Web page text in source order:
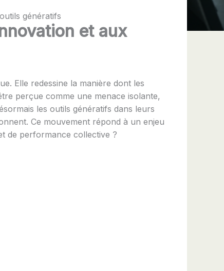
génératifs
et aux
Elle redessine la manière dont les
perçue comme une menace isolante,
les outils génératifs dans leurs
Ce mouvement répond à un enjeu
de performance collective ?